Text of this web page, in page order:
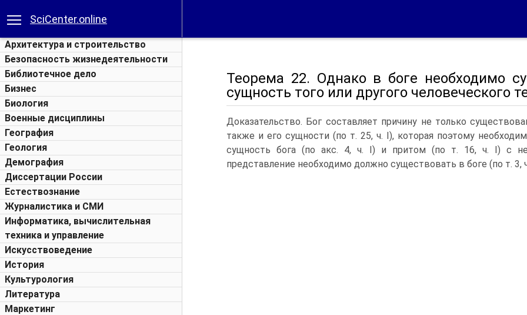
SciCenter.online
Архитектура и строительство
Безопасность жизнедеятельности
Библиотечное дело
Бизнес
Биология
Военные дисциплины
География
Геология
Демография
Диссертации России
Естествознание
Журналистика и СМИ
Информатика, вычислительная
техника и управление
Искусствоведение
История
Культурология
Литература
Маркетинг
Теорема 22. Однако в боге необходимо
сущность того или другого человеческого
Доказательство. Бог составляет причину не только
также и его сущности (по т. 25, ч. I), которая поэтому
сущность бога (по акс. 4, ч. I) и притом (по т. 16, ч. I) с
представление необходимо должно существовать в боге (по т. 3,